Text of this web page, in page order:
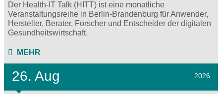
Der Health-IT Talk (HITT) ist eine monatliche
Veranstaltungsreihe in Berlin-Brandenburg für Anwender,
Hersteller, Berater, Forscher und Entscheider der digitalen
Gesundheitswirtschaft.
MEHR
26. Aug 2026